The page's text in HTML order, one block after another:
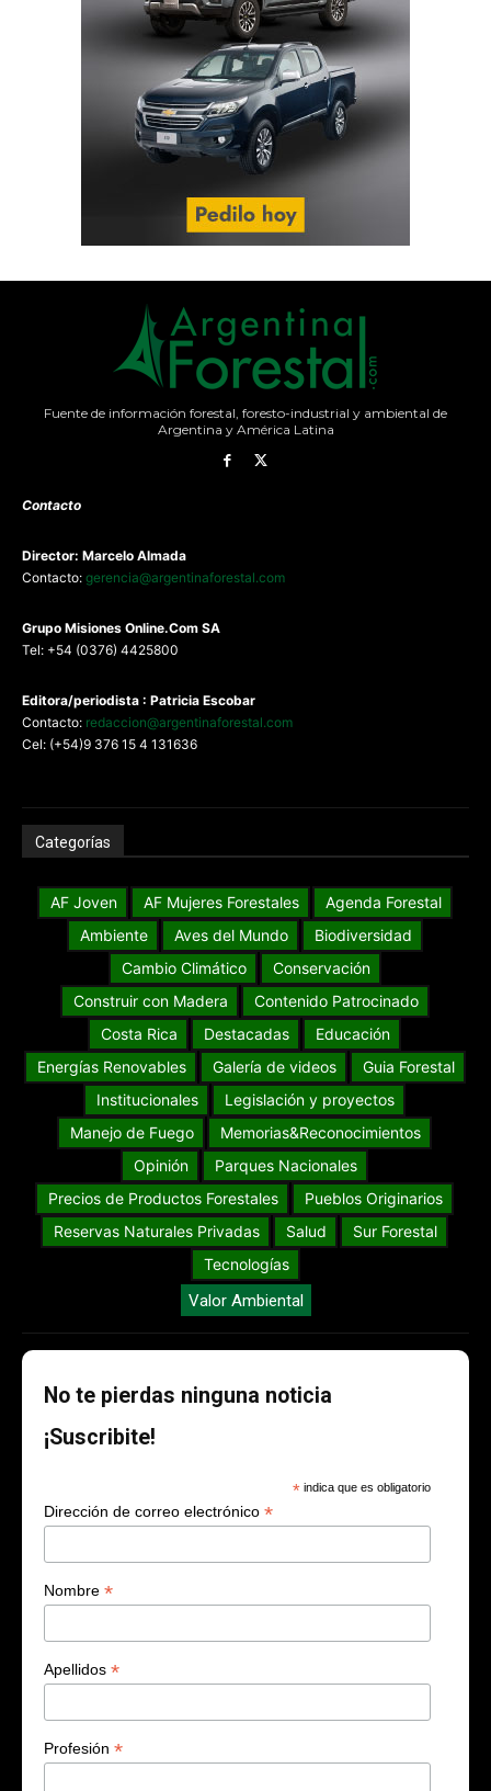
Fuente de información forestal, foresto-industrial y ambiental de
Argentina y América Latina
Contacto
Director: Marcelo Almada
Contacto: gerencia@argentinaforestal.com
Grupo Misiones Online.Com SA
Tel: +54 (0376) 4425800
Editora/periodista : Patricia Escobar
Contacto: redaccion@argentinaforestal.com
Cel: (+54)9 376 15 4 131636
Categorías
AF Joven AF Mujeres Forestales
Agenda Forestal
Ambiente
Aves del Mundo
Biodiversidad
Cambio Climático
Conservación
Construir con Madera
Contenido Patrocinado
Costa Rica
Destacadas
Educación
Energías Renovables
Galería de videos
Guia Forestal
Institucionales
Legislación y proyectos
Manejo de Fuego
Memorias&Reconocimientos
Opinión
Parques Nacionales
Precios de Productos Forestales
Pueblos Originarios
Reservas Naturales Privadas
Salud
Sur Forestal
Tecnologías
Valor Ambiental
No te pierdas ninguna noticia
¡Suscribite!
* indica que es obligatorio
Dirección de correo electrónico *
Nombre *
Apellidos *
Profesión *